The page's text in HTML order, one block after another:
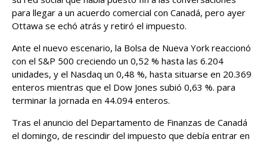
para llegar a un acuerdo comercial con Canadá, pero ayer
Ottawa se echó atrás y retiró el impuesto.
Ante el nuevo escenario, la Bolsa de Nueva York reaccionó
con el S&P 500 creciendo un 0,52 % hasta las 6.204
unidades, y el Nasdaq un 0,48 %, hasta situarse en 20.369
enteros mientras que el Dow Jones subió 0,63 %. para
terminar la jornada en 44.094 enteros.
Tras el anuncio del Departamento de Finanzas de Canadá
el domingo, de rescindir del impuesto que debía entrar en